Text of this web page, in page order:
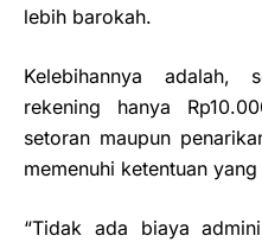
lebih barokah.
Kelebihannya adalah,
rekening hanya
setoran maupun
memenuhi ketentuan
“Tidak ada biaya